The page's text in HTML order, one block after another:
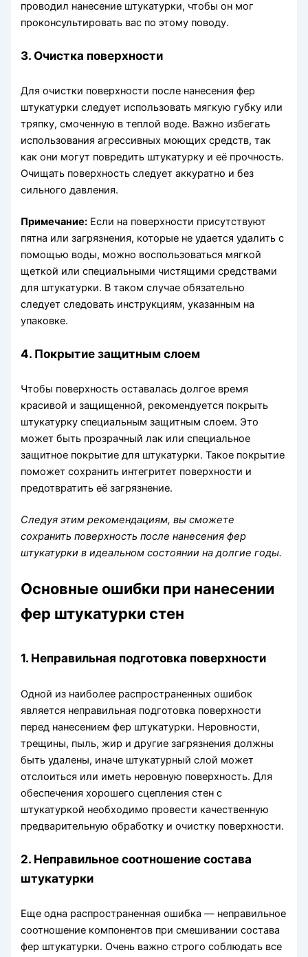
проводил нанесение штукатурки, чтобы он мог
проконсультировать вас по этому поводу.
3. Очистка поверхности
Для очистки поверхности после нанесения фер
штукатурки следует использовать мягкую губку или
тряпку, смоченную в теплой воде. Важно избегать
использования агрессивных моющих средств, так
как они могут повредить штукатурку и её прочность.
Очищать поверхность следует аккуратно и без
сильного давления.
Примечание: Если на поверхности присутствуют
пятна или загрязнения, которые не удается удалить с
помощью воды, можно воспользоваться мягкой
щеткой или специальными чистящими средствами
для штукатурки. В таком случае обязательно
следует следовать инструкциям, указанным на
упаковке.
4. Покрытие защитным слоем
Чтобы поверхность оставалась долгое время
красивой и защищенной, рекомендуется покрыть
штукатурку специальным защитным слоем. Это
может быть прозрачный лак или специальное
защитное покрытие для штукатурки. Такое покрытие
поможет сохранить интегритет поверхности и
предотвратить её загрязнение.
Следуя этим рекомендациям, вы сможете
сохранить поверхность после нанесения фер
штукатурки в идеальном состоянии на долгие годы.
Основные ошибки при нанесении
фер штукатурки стен
1. Неправильная подготовка поверхности
Одной из наиболее распространенных ошибок
является неправильная подготовка поверхности
перед нанесением фер штукатурки. Неровности,
трещины, пыль, жир и другие загрязнения должны
быть удалены, иначе штукатурный слой может
отслоиться или иметь неровную поверхность. Для
обеспечения хорошего сцепления стен с
штукатуркой необходимо провести качественную
предварительную обработку и очистку поверхности.
2. Неправильное соотношение состава
штукатурки
Еще одна распространенная ошибка — неправильное
соотношение компонентов при смешивании состава
фер штукатурки. Очень важно строго соблюдать все